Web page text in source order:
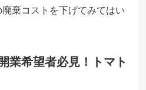
棄コストを下げてみてはい
業希望者必見！トマト